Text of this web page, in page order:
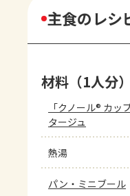
主食のレシ
材料（1人分）
「クノール® カ
タージュ
熱湯
パン・ミニブール